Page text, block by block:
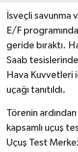
İsveçli savunma
E/F
geride bıraktı.
Saab
Hava Kuvvetleri
uçağı tanıtıldı.
Törenin
kapsamlı uçuş
Uçuş Test